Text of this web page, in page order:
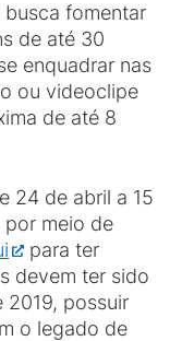
busca fomentar
de até 30
enquadrar nas
ou videoclipe
de até 8
24 de abril a 15
por meio de
para ter
devem ter sido
2019, possuir
o legado de